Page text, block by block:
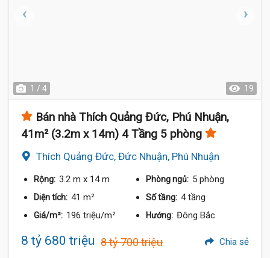
1 / 4 19
Bán nhà Thích Quảng Đức, Phú Nhuận,
41m² (3.2m x 14m) 4 Tầng 5 phòng
Thích Quảng Đức, Đức Nhuận, Phú Nhuận
Rộng: 3.2 m x 14 m Phòng ngủ: 5 phòng
Diện tích: 41 m² Số tầng: 4 tầng
Giá/m²: 196 triệu/m² Hướng: Đông Bắc
8 tỷ 680 triệu 8 tỷ 700 triệu Chia sẻ